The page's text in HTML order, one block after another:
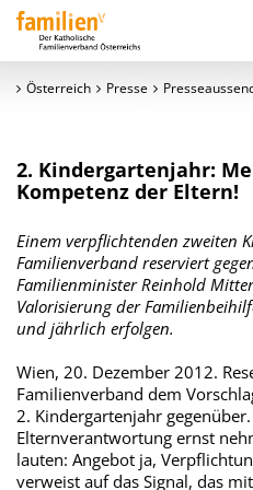
Österreich Presse
2. Kindergartenjahr:
Kompetenz der Eltern!
Einem verpflichtenden zweiten
Familienverband reserviert
Familienminister Reinhold
Valorisierung der
und jährlich erfolgen.
Wien, 20. Dezember 2012.
Familienverband dem
2. Kindergartenjahr
Elternverantwortung ernst
lauten: Angebot ja,
verweist auf das Signal, das